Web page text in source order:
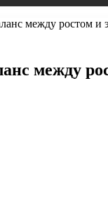
между ростом и
между